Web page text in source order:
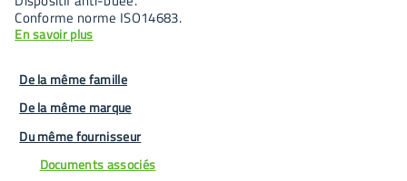
Conforme norme ISO14683.
En savoir plus
De la même famille
De la même marque
Du même fournisseur
Documents associés